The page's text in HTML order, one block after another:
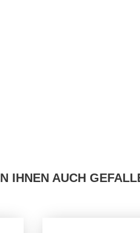
IHNEN AUCH